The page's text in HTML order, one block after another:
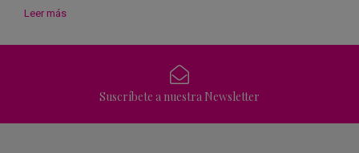
Leer más
Suscríbete a nuestra Newsletter